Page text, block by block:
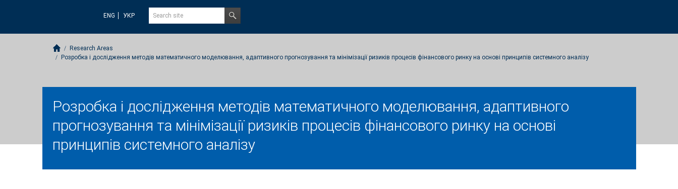
ENG УКР
Research Areas
Розробка і дослідження методів математичного моделювання, адаптивного прогнозування та мінімізації ризиків процесів фінансового ринку на основі принципів системного аналізу
Розробка і дослідження методів математичного моделювання, адаптивного
прогнозування та мінімізації ризиків процесів фінансового ринку на основі
принципів системного аналізу